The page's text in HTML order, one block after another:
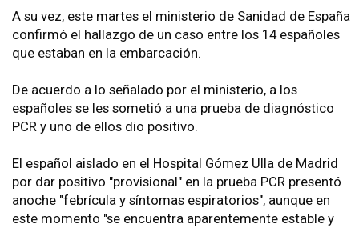
A su vez, este martes el ministerio de Sanidad de España
confirmó el hallazgo de un caso entre los 14 españoles
que estaban en la embarcación.
De acuerdo a lo señalado por el ministerio, a los
españoles se les sometió a una prueba de diagnóstico
PCR y uno de ellos dio positivo.
El español aislado en el Hospital Gómez Ulla de Madrid
por dar positivo "provisional" en la prueba PCR presentó
anoche "febrícula y síntomas espiratorios", aunque en
este momento "se encuentra aparentemente estable y